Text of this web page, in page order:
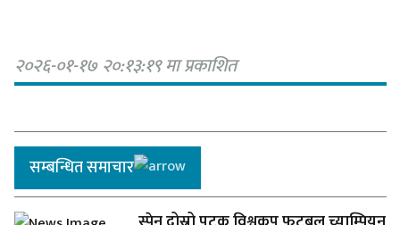
२०२६-०१-१७ २०:१३:१९ मा प्रकाशित
सम्बन्धित समाचार